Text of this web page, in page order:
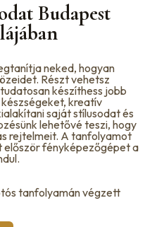
Budapest
neked, hogyan
Részt vehetsz
készíthess jobb
kreatív
saját stílusodat és
lehetővé teszi, hogy
rejtelmeit. A tanfolyamot
először fényképezőgépet a